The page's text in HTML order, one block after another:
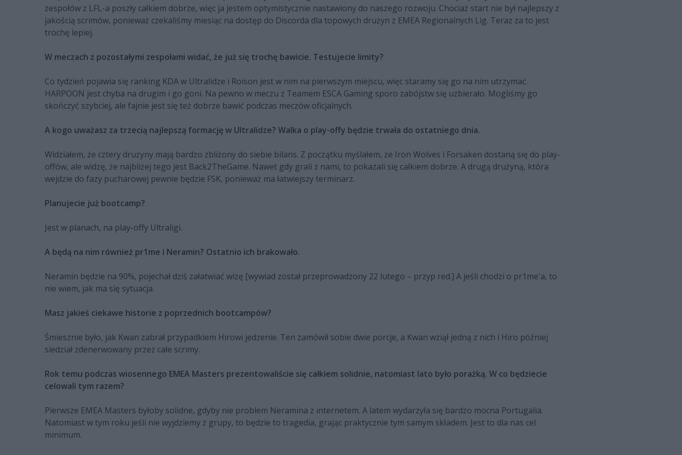
zespołów z LFL-a poszły całkiem dobrze, więc ja jestem optymistycznie nastawiony do naszego rozwoju. Chociaż start nie był najlepszy z
jakością scrimów, ponieważ czekaliśmy miesiąc na dostęp do Discorda dla topowych drużyn z EMEA Regionalnych Lig. Teraz za to jest
trochę lepiej.
W meczach z pozostałymi zespołami widać, że już się trochę bawicie. Testujecie limity?
Co tydzień pojawia się ranking KDA w Ultralidze i Roison jest w nim na pierwszym miejscu, więc staramy się go na nim utrzymać.
HARPOON jest chyba na drugim i go goni. Na pewno w meczu z Teamem ESCA Gaming sporo zabójstw się uzbierało. Mogliśmy go
skończyć szybciej, ale fajnie jest się też dobrze bawić podczas meczów oficjalnych.
A kogo uważasz za trzecią najlepszą formację w Ultralidze? Walka o play-offy będzie trwała do ostatniego dnia.
Widziałem, że cztery drużyny mają bardzo zbliżony do siebie bilans. Z początku myślałem, że Iron Wolves i Forsaken dostaną się do play-
offów, ale widzę, że najbliżej tego jest Back2TheGame. Nawet gdy grali z nami, to pokazali się całkiem dobrze. A drugą drużyną, która
wejdzie do fazy pucharowej pewnie będzie FSK, ponieważ ma łatwiejszy terminarz.
Planujecie już bootcamp?
Jest w planach, na play-offy Ultraligi.
A będą na nim również pr1me i Neramin? Ostatnio ich brakowało.
Neramin będzie na 90%, pojechał dziś załatwiać wizę [wywiad został przeprowadzony 22 lutego – przyp red.] A jeśli chodzi o pr1me'a, to
nie wiem, jak ma się sytuacja.
Masz jakieś ciekawe historie z poprzednich bootcampów?
Śmiesznie było, jak Kwan zabrał przypadkiem Hirowi jedzenie. Ten zamówił sobie dwie porcje, a Kwan wziął jedną z nich i Hiro później
siedział zdenerwowany przez całe scrimy.
Rok temu podczas wiosennego EMEA Masters prezentowaliście się całkiem solidnie, natomiast lato było porażką. W co będziecie
celowali tym razem?
Pierwsze EMEA Masters byłoby solidne, gdyby nie problem Neramina z internetem. A latem wydarzyła się bardzo mocna Portugalia.
Natomiast w tym roku jeśli nie wyjdziemy z grupy, to będzie to tragedia, grając praktycznie tym samym składem. Jest to dla nas cel
minimum.